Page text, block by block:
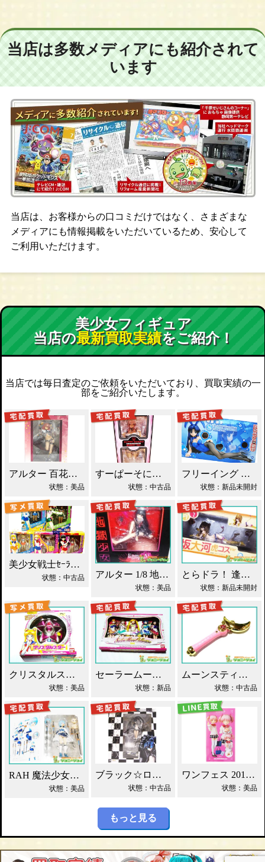
当店は多数メディアにも紹介されて
います
当店は、お客様からの口コミだけではなく、さまざまな
メディアにも情報掲載をいただいているため、安心して
ご利用いただけます。
美少女フィギュア
当店の最新買取実績をご紹介！
当店では毎日査定のご依頼をいただいており、買取実績の一
部をご紹介いたします。
アルター 百花繚乱 千姫 買取！
状態：美品
すーぱーそに子 バニーVer.買取！
状態：中古品
フリーイング 朝倉涼子 バニーVer. 買取！
状態：新品未開封
美少女戦士ｾｰﾗｰﾑｰﾝ 5体ｾｯﾄ/S.H買取！
状態：中古品 アルター 1/8 地獄少女 閻魔あい 買取！
状態：美品
とらドラ！ 逢坂 大河 虎コス Ver.買取！
状態：新品未開封
クリスタルスター セーラームーン 銀水晶 買取！
状態：美品
セーラームーン コレクションデラックス 買取！
状態：新品
ムーンスティック 美少女戦士セーラームーン 買取！
状態：中古品
RAH 魔法少女まどか☆マギカ 美樹さやか 買取！
状態：美品
ブラック☆ロックシューター ロックカノン 買取！
状態：中古品
ワンフェス 2014 RAH まどか☆マギカ 買取！
状態：美品
もっと見る